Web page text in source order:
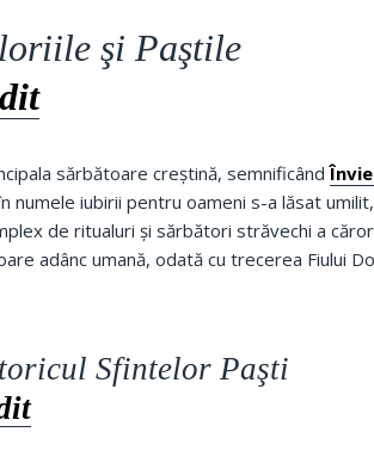
şi Paştile
sărbătoare creştină, semnificând
numele iubirii pentru oameni s-a lăsat
de ritualuri şi sărbători străvechi a
adânc umană, odată cu trecerea Fiului
Sfintelor Paşti